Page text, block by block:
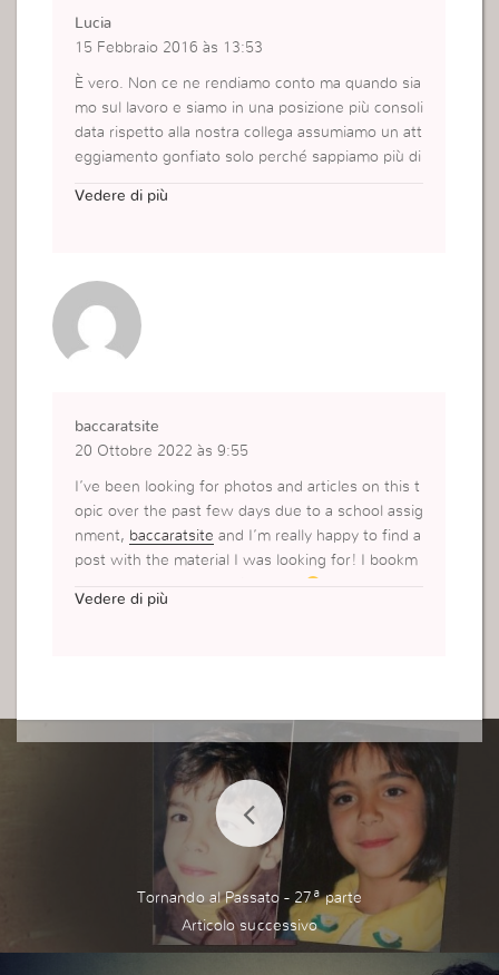
Lucia
15 Febbraio 2016 às 13:53
È vero. Non ce ne rendiamo conto ma quando sia
mo sul lavoro e siamo in una posizione più consoli
data rispetto alla nostra collega assumiamo un att
eggiamento gonfiato solo perché sappiamo più di
utando una persona che si sta aprendo con te e s
ell’evangelizzazione solo perché non abbiamo sap
uto ascoltare! Bisogna meditare e cercare di asso
migliare a Gesù in ogni situazione.
Vedere di più
baccaratsite
20 Ottobre 2022 às 9:55
I’ve been looking for photos and articles on this t
opic over the past few days due to a school assig
nment, baccaratsite and I’m really happy to find a
post with the material I was looking for! I bookm
Vedere di più
Tornando al Passato - 27ª parte